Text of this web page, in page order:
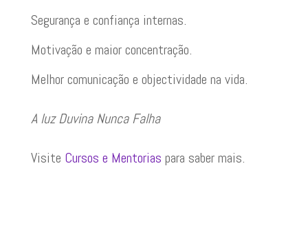
Segurança e confiança internas.
Motivação e maior concentração.
Melhor comunicação e objectividade na vida.
A luz Duvina Nunca Falha
Visite Cursos e Mentorias para saber mais.